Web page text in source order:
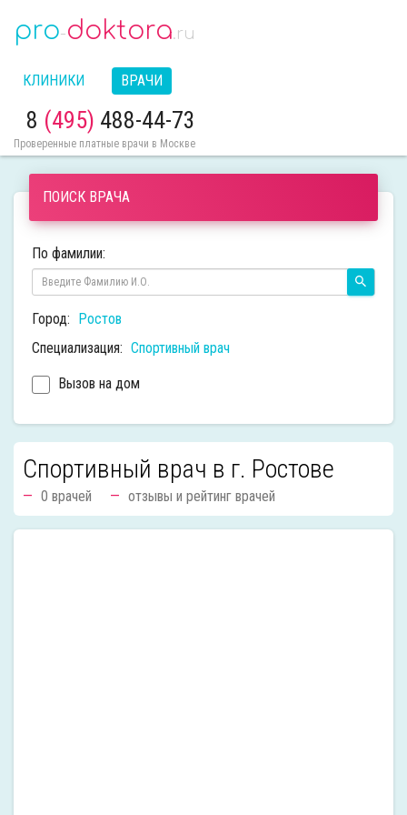
pro-doktora.ru
КЛИНИКИ ВРАЧИ
8 (495) 488-44-73
Проверенные платные врачи в Москве
ПОИСК ВРАЧА
По фамилии:
Город: Ростов
Специализация: Спортивный врач
Вызов на дом
Спортивный врач в г. Ростове
0 врачей отзывы и рейтинг врачей